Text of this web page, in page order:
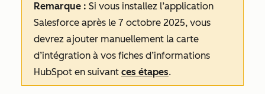
Remarque : Si vous installez l’application
Salesforce après le 7 octobre 2025, vous
devrez ajouter manuellement la carte
d’intégration à vos fiches d’informations
HubSpot en suivant ces étapes.